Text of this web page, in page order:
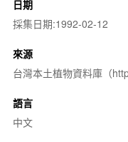
日期
採集日期:1992-02-12
來源
台灣本土植物資料庫（
語言
中文